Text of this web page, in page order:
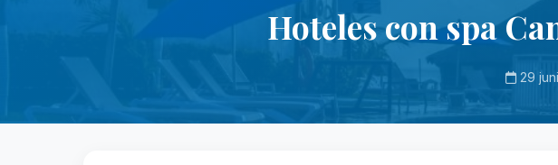
Hoteles con spa
29